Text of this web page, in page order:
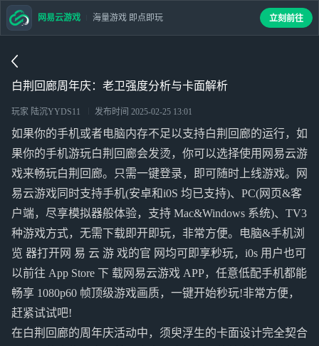
白荆回廊周年庆：老卫强度分析与卡面解析
玩家 陆沉YYDS11 发布时间 2025-02-25 13:01
如果你的手机或者电脑内存不足以支持白荆回廊的运行，如
果你的手机游玩白荆回廊会发烫，你可以选择使用网易云游
戏来畅玩白荆回廊。只需一键登录，即可随时上线游戏。网
易云游戏同时支持手机(安卓和i0S 均已支持)、PC(网页&客
户端，尽享模拟器般体验，支持 Mac&Windows 系统)、TV3
种游戏方式，无需下载即开即玩，非常方便。电脑&手机浏
览 器打开网 易 云 游 戏的官 网均可即享秒玩，i0s 用户也可
以前往 App Store 下 载网易云游戏 APP，任意低配手机都能
畅享 1080p60 帧顶级游戏画质，一键开始秒玩!非常方便，
赶紧试试吧!
在白荆回廊的周年庆活动中，须臾浮生的卡面设计完全契合
网易云游戏 海量游戏 即点即玩 立刻前往